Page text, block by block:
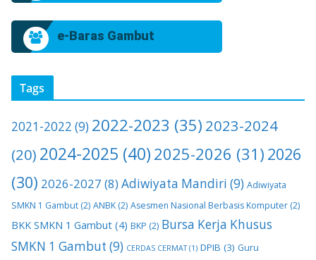
e-Baras Gambut
Tags
2021-2022 (9) 2022-2023 (35) 2023-2024
(20) 2024-2025 (40) 2025-2026 (31) 2026
(30) 2026-2027 (8) Adiwiyata Mandiri (9) Adiwiyata
SMKN 1 Gambut (2) ANBK (2) Asesmen Nasional Berbasis Komputer (2)
BKK SMKN 1 Gambut (4) BKP (2) Bursa Kerja Khusus
SMKN 1 Gambut (9) CERDAS CERMAT(1) DPIB (3) Guru